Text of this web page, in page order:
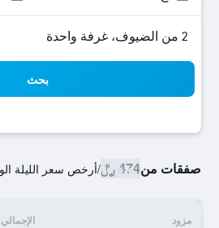
2 من الضيوف، غرفة واحدة
بحث
صفقات من474 ﷼ /أرخص سعر الليلة
مزود